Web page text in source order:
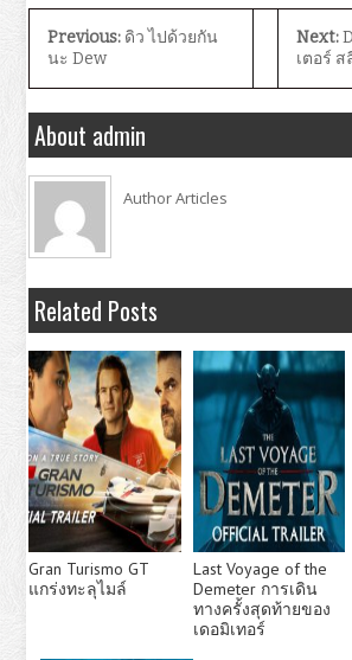
Previous: ดิว ไปด้วยกัน
นะ Dew
Next:
เตอร์
About admin
Author Articles
Related Posts
Gran Turismo GT
แกร่งทะลุไมล์
Last Voyage of the
Demeter การเดิน
ทางครั้งสุดท้ายของ
เดอมิเทอร์